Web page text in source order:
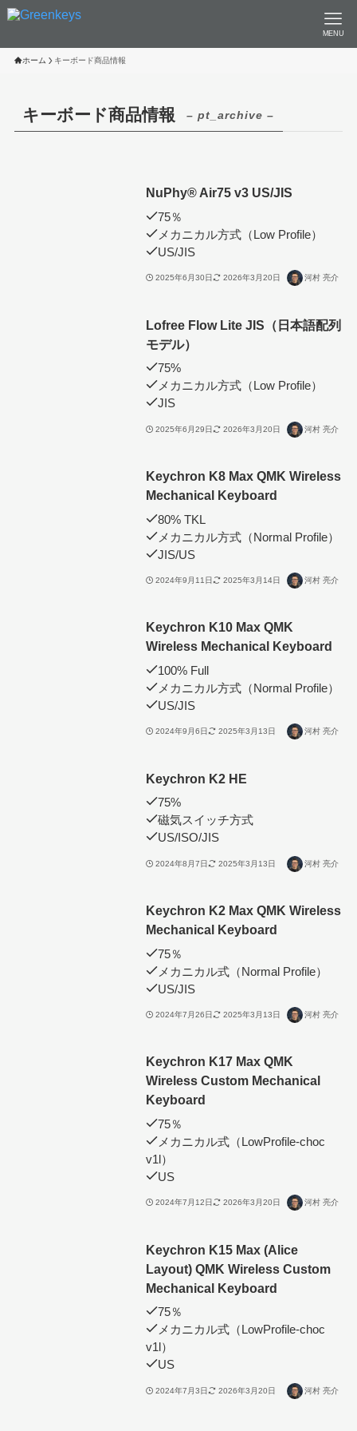
MENU
ホーム キーボード商品情報
キーボード商品情報 – pt_archive –
NuPhy®︎ Air75 v3 US/JIS
75％
メカニカル方式（Low Profile）
US/JIS
2025年6月30日 2026年3月20日 河村 亮介
Lofree Flow Lite JIS（日本語配列
モデル）
75%
メカニカル方式（Low Profile）
JIS
2025年6月29日 2026年3月20日 河村 亮介
Keychron K8 Max QMK Wireless
Mechanical Keyboard
80% TKL
メカニカル方式（Normal Profile）
JIS/US
2024年9月11日 2025年3月14日 河村 亮介
Keychron K10 Max QMK
Wireless Mechanical Keyboard
100% Full
メカニカル方式（Normal Profile）
US/JIS
2024年9月6日 2025年3月13日 河村 亮介
Keychron K2 HE
75%
磁気スイッチ方式
US/ISO/JIS
2024年8月7日 2025年3月13日 河村 亮介
Keychron K2 Max QMK Wireless
Mechanical Keyboard
75％
メカニカル式（Normal Profile）
US/JIS
2024年7月26日 2025年3月13日 河村 亮介
Keychron K17 Max QMK
Wireless Custom Mechanical
Keyboard
75％
メカニカル式（LowProfile-choc
v1l）
US
2024年7月12日 2026年3月20日 河村 亮介
Keychron K15 Max (Alice
Layout) QMK Wireless Custom
Mechanical Keyboard
75％
メカニカル式（LowProfile-choc
v1l）
US
2024年7月3日 2026年3月20日 河村 亮介